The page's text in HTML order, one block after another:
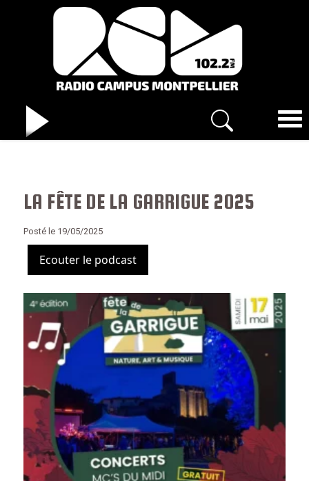
LA FÊTE DE LA GARRIGUE 2025
Posté le 19/05/2025
Ecouter le podcast